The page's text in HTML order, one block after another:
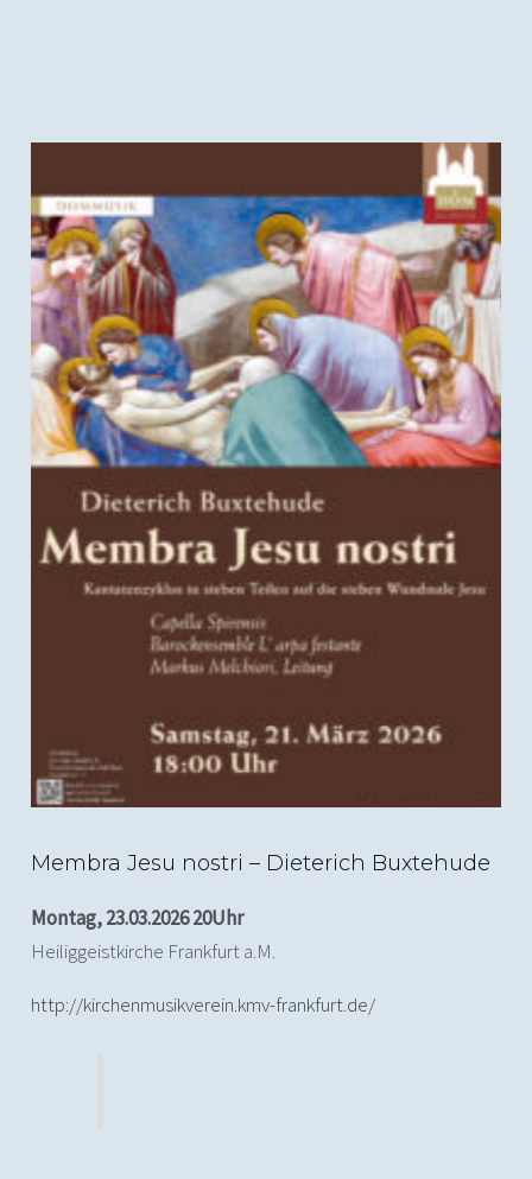
Membra Jesu nostri – Buxtehude
Membra Jesu nostri – Dieterich Buxtehude
Montag, 23.03.2026 20Uhr
Heiliggeistkirche Frankfurt a.M.
http://kirchenmusikverein.kmv-frankfurt.de/